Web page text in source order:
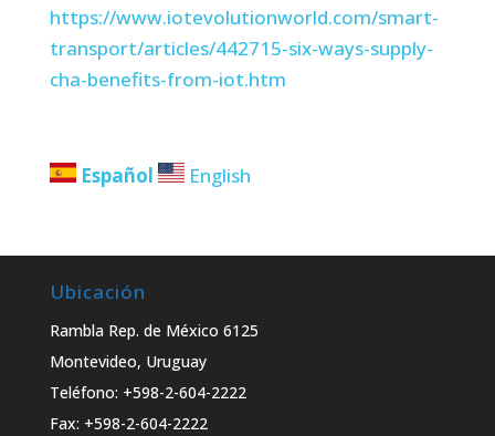
https://www.iotevolutionworld.com/smart-
transport/articles/442715-six-ways-supply-
cha-benefits-from-iot.htm
Español English
Ubicación
Rambla Rep. de México 6125
Montevideo, Uruguay
Teléfono: +598-2-604-2222
Fax: +598-2-604-2222